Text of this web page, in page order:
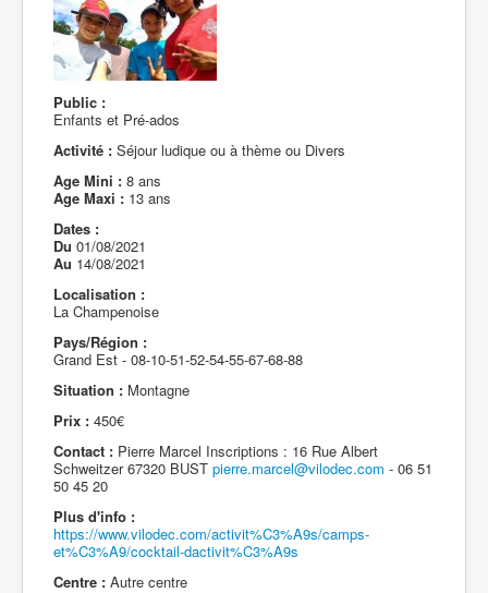
Public :
Enfants et Pré-ados
Activité : Séjour ludique ou à thème ou Divers
Age Mini : 8 ans
Age Maxi : 13 ans
Dates :
Du 01/08/2021
Au 14/08/2021
Localisation :
La Champenoise
Pays/Région :
Grand Est - 08-10-51-52-54-55-67-68-88
Situation : Montagne
Prix : 450€
Contact : Pierre Marcel Inscriptions : 16 Rue Albert
Schweitzer 67320 BUST pierre.marcel@vilodec.com - 06 51
50 45 20
Plus d'info :
https://www.vilodec.com/activit%C3%A9s/camps-
et%C3%A9/cocktail-dactivit%C3%A9s
Centre : Autre centre